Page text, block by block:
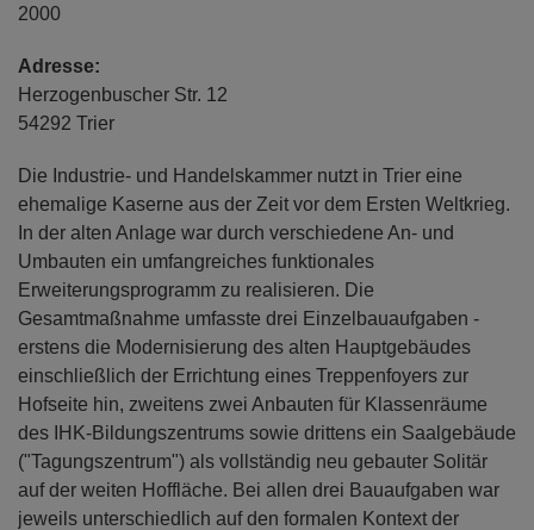
2000
Adresse:
Herzogenbuscher Str. 12
54292 Trier
Die Industrie- und Handelskammer nutzt in Trier eine
ehemalige Kaserne aus der Zeit vor dem Ersten Weltkrieg.
In der alten Anlage war durch verschiedene An- und
Umbauten ein umfangreiches funktionales
Erweiterungsprogramm zu realisieren. Die
Gesamtmaßnahme umfasste drei Einzelbauaufgaben -
erstens die Modernisierung des alten Hauptgebäudes
einschließlich der Errichtung eines Treppenfoyers zur
Hofseite hin, zweitens zwei Anbauten für Klassenräume
des IHK-Bildungszentrums sowie drittens ein Saalgebäude
("Tagungszentrum") als vollständig neu gebauter Solitär
auf der weiten Hoffläche. Bei allen drei Bauaufgaben war
jeweils unterschiedlich auf den formalen Kontext der